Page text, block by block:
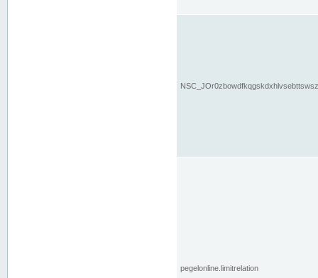
pegelonline.limitrelation